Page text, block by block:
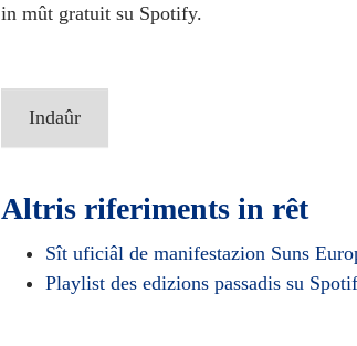
in mût gratuit su Spotify.
Indaûr
Altris riferiments in rêt
Sît uficiâl de manifestazion Suns
Playlist des edizions passadis su